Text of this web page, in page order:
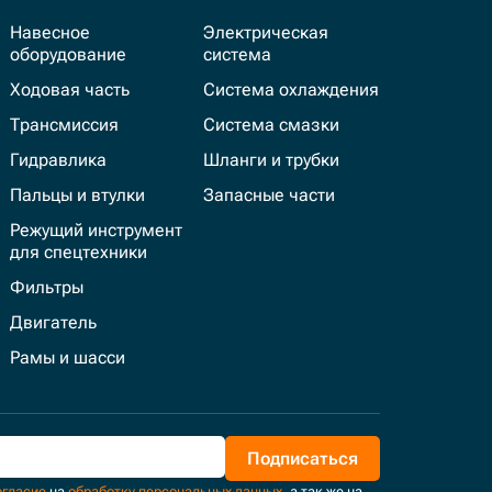
Навесное
оборудование
Ходовая часть
Трансмиссия
Гидравлика
Пальцы и втулки
Режущий инструмент
для спецтехники
Фильтры
Двигатель
Рамы и шасси
Электрическая
система
Система охлаждения
Система смазки
Шланги и трубки
Запасные части
Подписаться